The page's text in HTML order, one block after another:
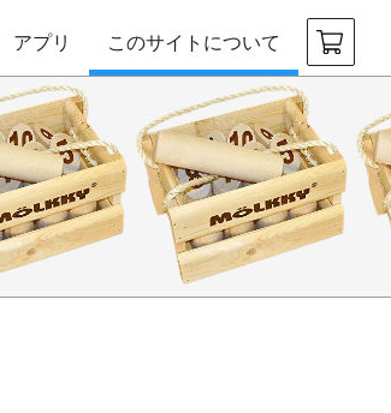
アプリ このサイトについて